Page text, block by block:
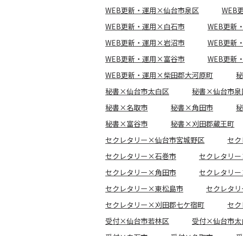
WEB更新・運用×仙台市泉区
WEB
WEB更新・運用×白石市
WEB更新
WEB更新・運用×岩沼市
WEB更新
WEB更新・運用×富谷市
WEB更新
WEB更新・運用×柴田郡大河原町
秘書×仙台市太白区
秘書×仙台市泉
秘書×名取市
秘書×角田市
秘書×富谷市
秘書×刈田郡蔵王町
セクレタリー×仙台市宮城野区
セ
セクレタリー×石巻市
セクレタリ
セクレタリー×角田市
セクレタリ
セクレタリー×東松島市
セクレタ
セクレタリー×刈田郡七ケ宿町
セ
受付×仙台市若林区
受付×仙台市太